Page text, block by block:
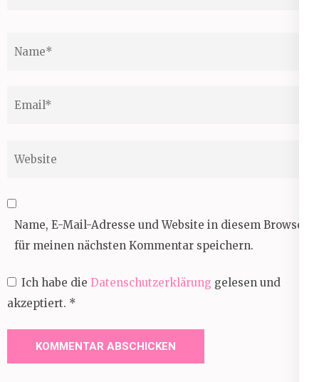
Name, E-Mail-Adresse und Website in diesem Browser
für meinen nächsten Kommentar speichern.
Ich habe die Datenschutzerklärung gelesen und
akzeptiert. *